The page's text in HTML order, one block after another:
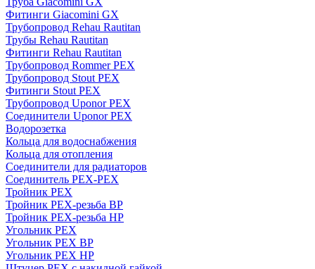
Фитинги Giacomini GX
Трубопровод Rehau Rautitan
Трубы Rehau Rautitan
Фитинги Rehau Rautitan
Трубопровод Rommer PEX
Трубопровод Stout PEX
Фитинги Stout PEX
Трубопровод Uponor PEX
Соединители Uponor PEX
Водорозетка
Кольца для водоснабжения
Кольца для отопления
Соединители для радиаторов
Соединитель PEX-PEX
Тройник PEX
Тройник PEX-резьба ВР
Тройник PEX-резьба НР
Угольник PEX
Угольник PEX ВР
Угольник PEX НР